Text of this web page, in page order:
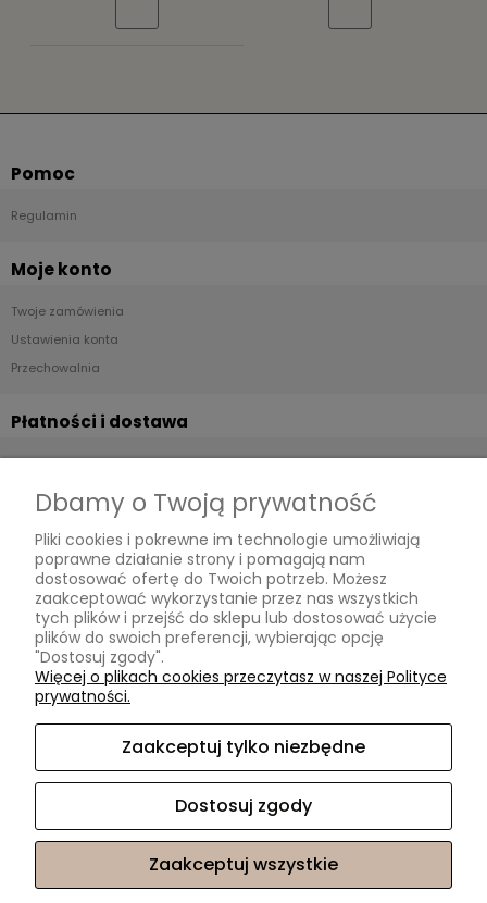
brokatu
Pomoc
Regulamin
Moje konto
Twoje zamówienia
Ustawienia konta
Przechowalnia
Płatności i dostawa
Formy płatności
Czas i koszty dostawy
Czas realizacji zamówienia
Informacje
Polityka prywatności
O nas
Kontakt i dane firmy
Oryginalne tapety na ścianę Leszno | OtoStyl | ul. Szkolna 2/1 |
info@otostyl.com|
6972269690 | REGON: 301268391
Dbamy o Twoją prywatność
Pliki cookies i pokrewne im technologie umożliwiają
poprawne działanie strony i pomagają nam
dostosować ofertę do Twoich potrzeb. Możesz
zaakceptować wykorzystanie przez nas wszystkich
tych plików i przejść do sklepu lub dostosować użycie
plików do swoich preferencji, wybierając opcję
"Dostosuj zgody".
Więcej o plikach cookies przeczytasz w naszej Polityce
prywatności.
Zaakceptuj tylko niezbędne
Dostosuj zgody
Zaakceptuj wszystkie